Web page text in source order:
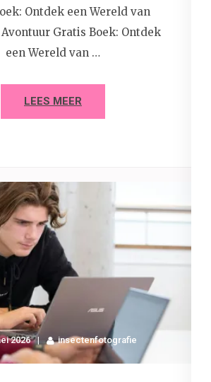
Ontdek een Wereld van
Gratis Boek: Ontdek
een Wereld van …
LEES MEER
2026 insectenfotografie